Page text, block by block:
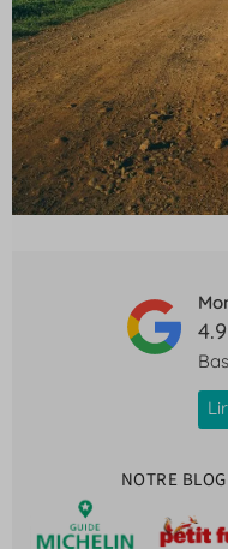
4.9
NOTRE